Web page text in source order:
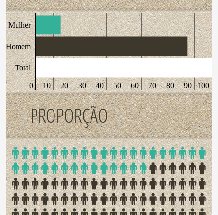
Mulher
Homem
Total
0 10 20 30 40 50 60 70 80 90 100
PROPORÇÃO